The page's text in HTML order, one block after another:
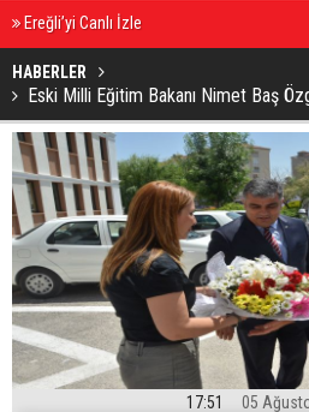
Ereğli’yi Canlı İzle
HABERLER
Eski Milli Eğitim Bakanı Nimet Baş
17:51 05